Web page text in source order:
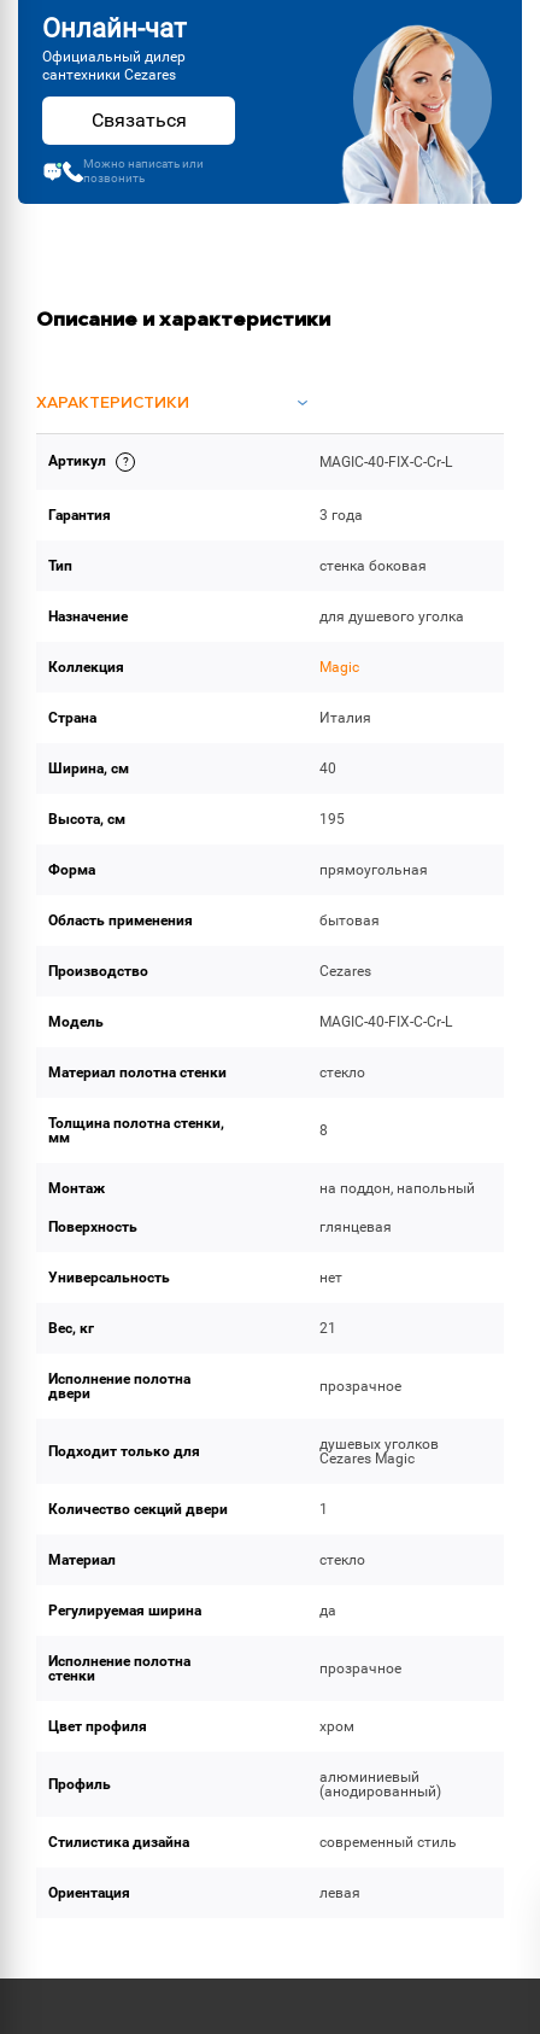
Онлайн-чат
Официальный дилер
сантехники Cezares
Связаться
Можно написать или
позвонить
Описание и характеристики
ХАРАКТЕРИСТИКИ
ОБЪЕМ ПОСТАВКИ
Артикул MAGIC-40-FIX-C-Cr-L
Гарантия 3 года
Тип стенка боковая
Назначение для душевого уголка
Коллекция Magic
Страна Италия
Ширина, см 40
Высота, см 195
Форма прямоугольная
Область применения бытовая
Производство Cezares
Модель MAGIC-40-FIX-C-Cr-L
Материал полотна стенки стекло
Толщина полотна стенки,
мм
8
Монтаж на поддон, напольный
Поверхность глянцевая
Универсальность нет
Вес, кг 21
Исполнение полотна
двери
прозрачное
Подходит только для
душевых уголков
Cezares Magic
Количество секций двери 1
Материал стекло
Регулируемая ширина да
Исполнение полотна
стенки
прозрачное
Цвет профиля хром
Профиль
алюминиевый
(анодированный)
Стилистика дизайна современный стиль
Ориентация левая